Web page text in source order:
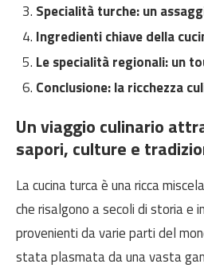
Specialità turche: un
Ingredienti chiave della
Le specialità regionali: un
Conclusione: la ricchezza
Un viaggio culinario
sapori, culture e
La cucina turca è una ricca
che risalgono a secoli di storia e
provenienti da varie parti del
stata plasmata da una vasta